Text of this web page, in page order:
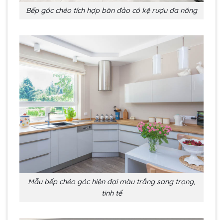
Bếp góc chéo tích hợp bàn đảo có kệ rượu đa năng
Mẫu bếp chéo góc hiện đại màu trắng sang trọng,
tinh tế